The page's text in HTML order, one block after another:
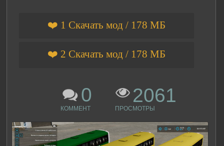
❤️ 1 Скачать мод / 178 МБ
❤️ 2 Скачать мод / 178 МБ
0
КОММЕНТ
2061
ПРОСМОТРЫ